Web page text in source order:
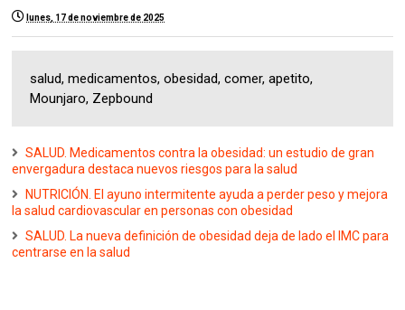
lunes, 17 de noviembre de 2025
salud, medicamentos, obesidad, comer, apetito,
Mounjaro, Zepbound
SALUD. Medicamentos contra la obesidad: un estudio de gran
envergadura destaca nuevos riesgos para la salud
NUTRICIÓN. El ayuno intermitente ayuda a perder peso y mejora
la salud cardiovascular en personas con obesidad
SALUD. La nueva definición de obesidad deja de lado el IMC para
centrarse en la salud